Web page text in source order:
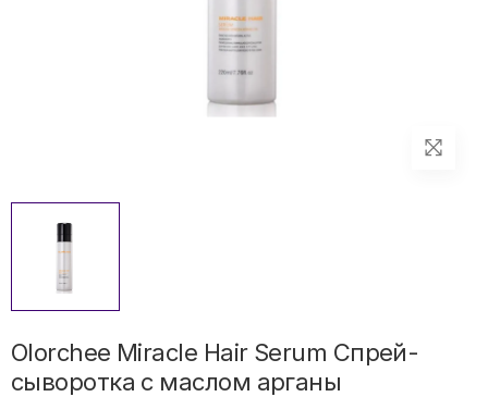
Olorchee Miracle Hair Serum Спрей-
сыворотка с маслом арганы